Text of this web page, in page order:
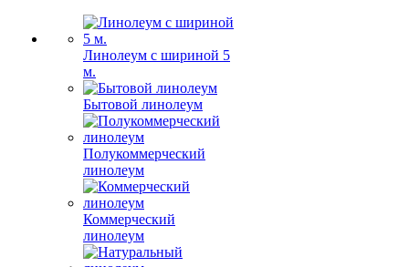
Линолеум с шириной 5
м.
Бытовой линолеум
Полукоммерческий
линолеум
Коммерческий
линолеум